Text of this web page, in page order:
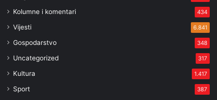
Kolumne i komentari 434
Vijesti 6.841
Gospodarstvo 348
Uncategorized 317
Kultura 1.417
Sport 387